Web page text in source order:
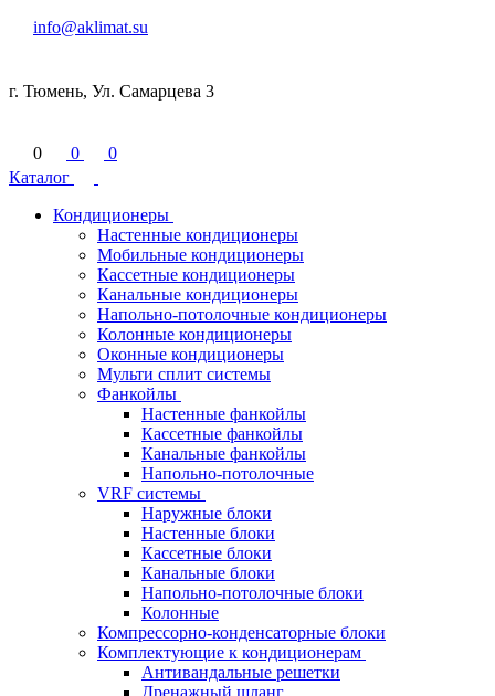
info@aklimat.su
г. Тюмень, Ул. Самарцева 3
0 0
0
Каталог
Кондиционеры
Настенные кондиционеры
Мобильные кондиционеры
Кассетные кондиционеры
Канальные кондиционеры
Напольно-потолочные кондиционеры
Колонные кондиционеры
Оконные кондиционеры
Мульти сплит системы
Фанкойлы
Настенные фанкойлы
Кассетные фанкойлы
Канальные фанкойлы
Напольно-потолочные
VRF системы
Наружные блоки
Настенные блоки
Кассетные блоки
Канальные блоки
Напольно-потолочные блоки
Колонные
Компрессорно-конденсаторные блоки
Комплектующие к кондиционерам
Антивандальные решетки
Дренажный шланг